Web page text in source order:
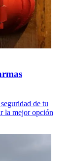
de tu
la mejor opción